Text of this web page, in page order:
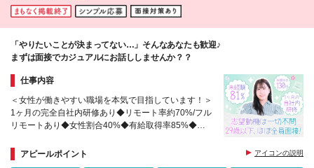
る当社。 ◎報奨金(新人賞5万円、個人賞10万円、チ
ーム賞課ごとに30万円など) ◎友人を紹介し入社する
支援(合格時10万円、毎月の手当支給など) 入社後すぐ
に収入を増やすことも可能です！
「やりたいことが決まってない…」そんなあなたも歓迎♪
まずは面接でカジュアルにお話ししませんか？？
仕事内容
＜女性が働きやすい職場を本気で目指しています！＞
1ヶ月の完全自社内研修あり◆リモート率約70%/フル
リモートあり◆女性割合40%◆有給取得率85%◆服
12h◆土日祝休み
アピールポイント アイコンの説明